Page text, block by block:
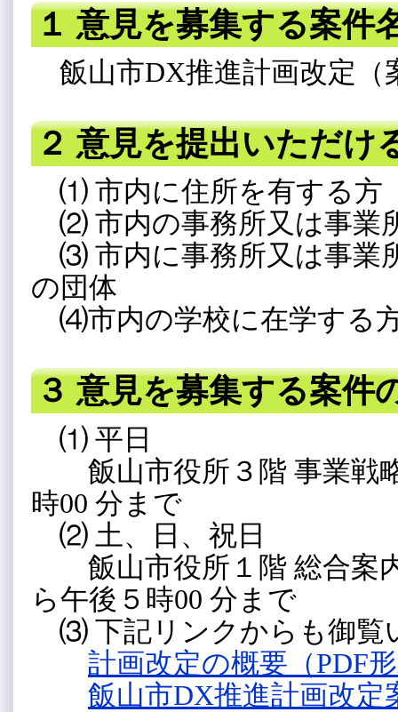
１ 意見を募集する案件
飯山市DX推進計画改定（
２ 意見を提出いただけ
⑴ 市内に住所を有する方
⑵ 市内の事務所又は事業
⑶ 市内に事務所又は事業
の団体
⑷市内の学校に在学する
３ 意見を募集する案件
⑴ 平日
飯山市役所３階 事業戦
時00 分まで
⑵ 土、日、祝日
飯山市役所１階 総合案
ら午後５時00 分まで
⑶ 下記リンクからも御覧
計画改定の概要（PDF
飯山市DX推進計画改定